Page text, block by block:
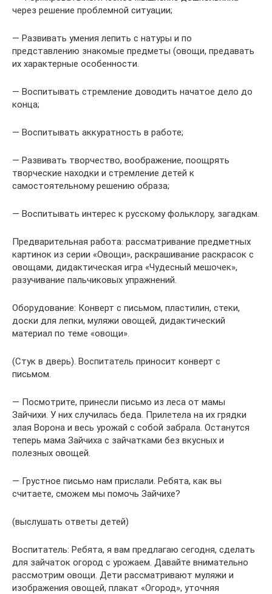
через решение проблемной ситуации;
— Развивать умения лепить с натуры и по
представлению знакомые предметы (овощи, предавать
их характерные особенности.
— Воспитывать стремление доводить начатое дело до
конца;
— Воспитывать аккуратность в работе;
— Развивать творчество, воображение, поощрять
творческие находки и стремление детей к
самостоятельному решению образа;
— Воспитывать интерес к русскому фольклору, загадкам.
Предварительная работа: рассматривание предметных
картинок из серии «Овощи», раскрашивание раскрасок с
овощами, дидактическая игра «Чудесный мешочек»,
разучивание пальчиковых упражнений.
Оборудование: Конверт с письмом, пластилин, стеки,
доски для лепки, муляжи овощей, дидактический
материал по теме «овощи».
(Стук в дверь). Воспитатель приносит конверт с
письмом.
— Посмотрите, принесли письмо из леса от мамы
Зайчихи. У них случилась беда. Прилетела на их грядки
злая Ворона и весь урожай с собой забрала. Останутся
теперь мама Зайчиха с зайчатками без вкусных и
полезных овощей.
— Грустное письмо нам прислали. Ребята, как вы
считаете, сможем мы помочь Зайчихе?
(выслушать ответы детей)
Воспитатель: Ребята, я вам предлагаю сегодня, сделать
для зайчаток огород с урожаем. Давайте внимательно
рассмотрим овощи. Дети рассматривают муляжи и
изображения овощей, плакат «Огород», уточняя